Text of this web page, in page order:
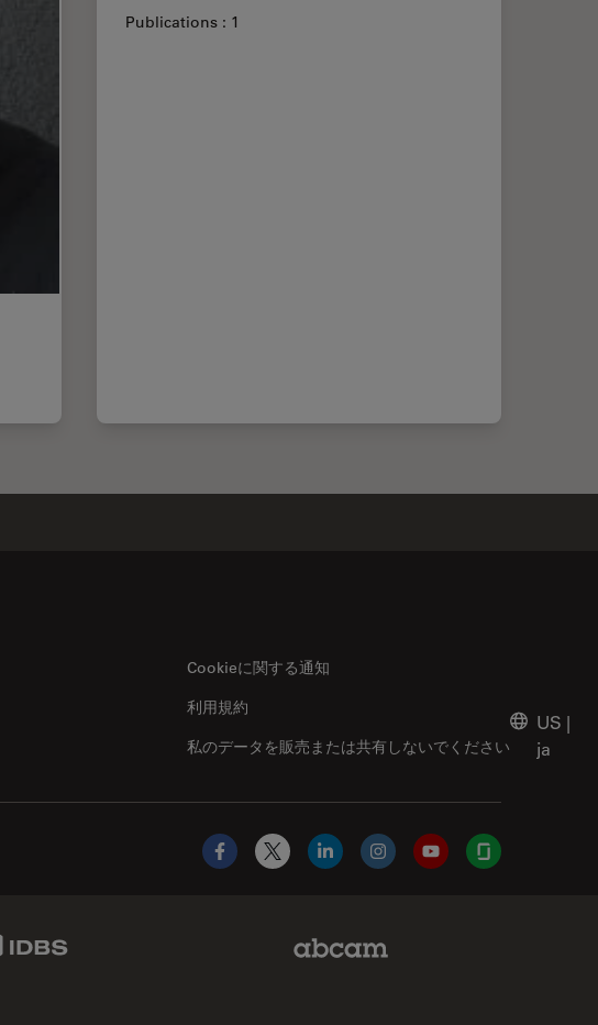
Publications : 1
Cookieに関する通知
私のデータを販売または共有しないでください
利用規約
US |
ja
Facebook
X LinkedInInstagramYouTubeGlassdoor